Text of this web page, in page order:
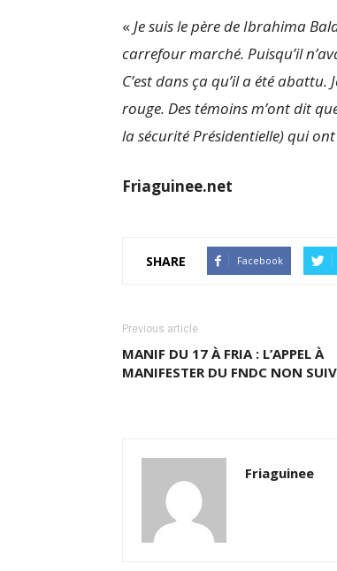
« Je suis le père de Ibrahima
carrefour marché. Puisqu’il
C’est dans ça qu’il a été
rouge. Des témoins m’ont dit
la sécurité Présidentielle) qui
Friaguinee.net
SHARE Facebook
Previous article
MANIF DU 17 À FRIA : L’APPEL À
MANIFESTER DU FNDC NON
Friaguinee